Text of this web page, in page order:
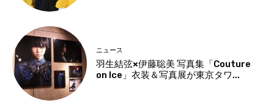
ニュース
羽生結弦×伊藤聡美 写真集「Couture
on Ice」衣装＆写真展が東京タワ...